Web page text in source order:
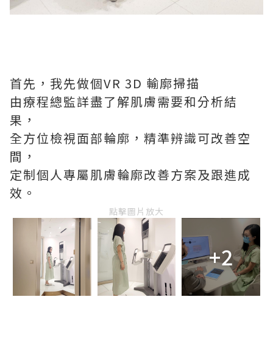
首先，我先做個VR 3D 輸廓掃描
由療程總監詳盡了解肌膚需要和分析結
果，
全方位檢視面部輪廓，精準辨識可改善空
間，
定制個人專屬肌膚輪廓改善方案及跟進成
效。
點擊圖片放大
+2